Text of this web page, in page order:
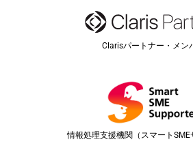
Clarisパートナー・メン
情報処理支援機関（スマートSME